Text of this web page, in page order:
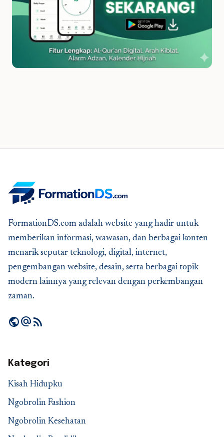
FormationDS.com adalah website yang hadir untuk
memberikan informasi, wawasan, dan berbagai konten
menarik seputar teknologi, digital, internet,
pengembangan website, desain, serta berbagai topik
modern lainnya yang relevan dengan perkembangan
zaman.
publicalternate_emailrss_feed
Kategori
Kisah Hidupku
Ngobrolin Fashion
Ngobrolin Kesehatan